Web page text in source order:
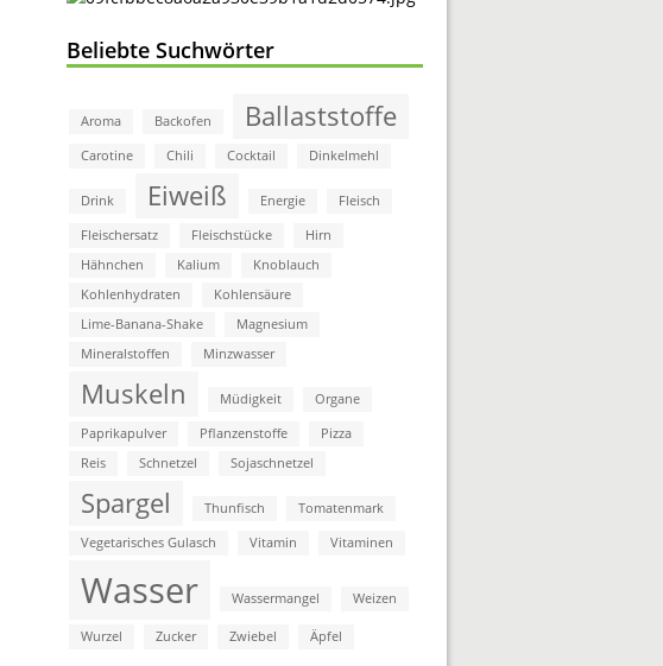
Beliebte Suchwörter
Aroma Backofen Ballaststoffe
Carotine Chili Cocktail Dinkelmehl
Drink Eiweiß Energie Fleisch
Fleischersatz Fleischstücke
Hirn
Hähnchen
Kalium
Knoblauch
Kohlenhydraten
Kohlensäure
Lime-Banana-Shake
Magnesium
Mineralstoffen
Minzwasser
Muskeln Müdigkeit Organe
Paprikapulver Pflanzenstoffe
Pizza
Reis
Schnetzel Sojaschnetzel
Spargel Thunfisch Tomatenmark
Vegetarisches Gulasch Vitamin Vitaminen
Wasser Wassermangel Weizen
Wurzel Zucker Zwiebel Äpfel